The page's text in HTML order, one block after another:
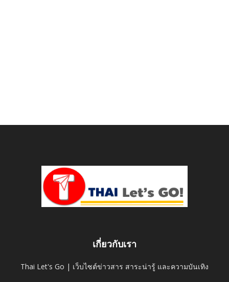
เกี่ยวกับเรา
Thai Let's Go | เว็บไซต์ข่าวสาร สาระน่ารู้ และความบันเทิง